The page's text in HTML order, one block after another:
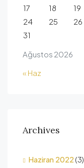
Ağustos 2026
17
18 19
24
25 26
31
« Haz
Archives
Haziran 2022 (3)